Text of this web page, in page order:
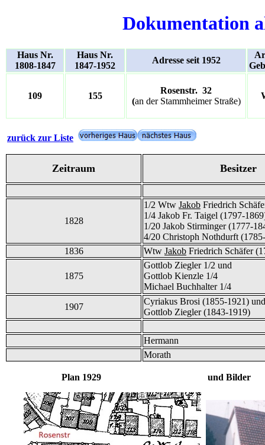
Dokumentation
Haus Nr.
1808-1847
Haus Nr.
1847-1952
Adresse seit 1952
109 155
Rosenstr. 32
(an der Stammheimer Straße)
zurück zur Liste
Zeitraum Besitzer
1828
1/2 Wtw Jakob Friedrich
1/4 Jakob Fr. Taigel (1797-
1/20 Jakob Stirminger (1777-
4/20 Christoph Nothdurft
1836
Wtw Jakob Friedrich Schäfer
1875
Gottlob Ziegler 1/2 und
Gottlob Kienzle 1/4
Michael Buchhalter 1/4
1907
Cyriakus Brosi (1855-1921) und
Gottlob Ziegler (1843-1919)
Hermann
Morath
Plan 1929 und Bilder